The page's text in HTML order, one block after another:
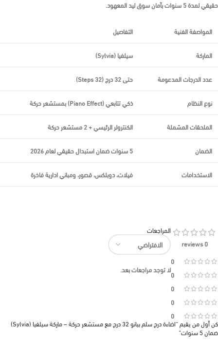
حقيقي لمدة5 سنوات بآمان سوق ليد المعهود.
المواصفة الفنية التفاصيل
الماركة سيلفيا (Sylvia)
عدد الدرجات المدعومة حتى 32 درج (32 Steps)
نوع النظام ذكي تتابعي (Piano Effect) بمستشعر حركة
الملحقات المشملة الكنترولر الرئيسي + 2 مستشعر حركة
الضمان 5 سنوات ضمان استبدال حقيقي لعام 2026
الاستخدامات فيلات، دوبلكس، قصور، ومباني ادارية فاخرة
0 reviews
0
0
0
0
0
المراجعات
لا توجد مراجعات بعد.
كن أول من يقيم “اضاءة درج سلم بيانو 32 درج مع مستشعر حركة – ماركة سيلفيا (Sylvia)
ضمان 5 سنوات”